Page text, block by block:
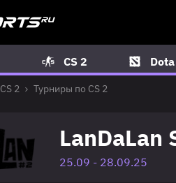
CS 2
CS 2 Турниры по CS 2
LanDaLan
25.09 - 28.09.25